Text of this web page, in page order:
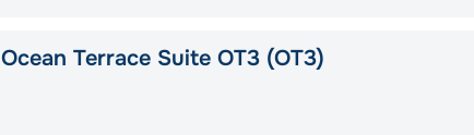
Ocean Terrace Suite OT3 (OT3)